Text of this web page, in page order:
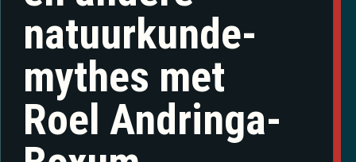
natuurkunde-
mythes met
Roel Andringa-